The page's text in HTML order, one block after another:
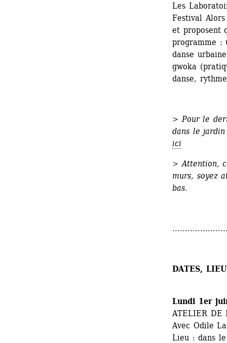
Les
Festival
et proposent
programme :
danse
gwoka
danse,
> Pour le
dans le
ici
> Attention,
murs, soyez
bas.
DATES,
Lundi 1er
ATELIER DE
Avec Odile
Lieu : dans